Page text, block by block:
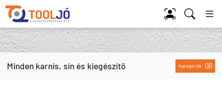
Tool Jó
Minden karnis, sín és kiegészítő Kategóriák